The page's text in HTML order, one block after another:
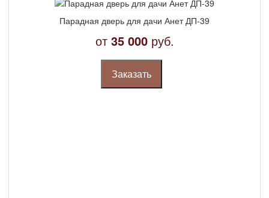
Парадная дверь для дачи Анет ДП-39
от 35 000 руб.
Заказать